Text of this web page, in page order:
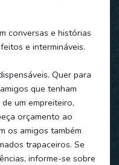
conversas e histórias
e intermináveis.
Quer para
que tenham
um empreiteiro,
orçamento ao
os amigos também
trapaceiros. Se
informe-se sobre